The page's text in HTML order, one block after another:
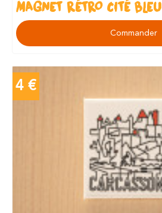
MAGNET RÉTRO CITÉ BLEU
Commander
4 €